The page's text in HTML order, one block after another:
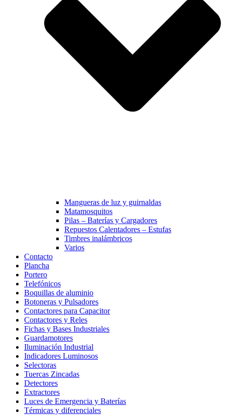
Mangueras de luz y guirnaldas
Matamosquitos
Pilas – Baterías y Cargadores
Repuestos Calentadores – Estufas
Timbres inalámbricos
Varios
Contacto
Plancha
Portero
Telefónicos
Boquillas de aluminio
Botoneras y Pulsadores
Contactores para Capacitor
Contactores y Reles
Fichas y Bases Industriales
Guardamotores
Iluminación Industrial
Indicadores Luminosos
Selectoras
Tuercas Zincadas
Detectores
Extractores
Luces de Emergencia y Baterías
Térmicas y diferenciales